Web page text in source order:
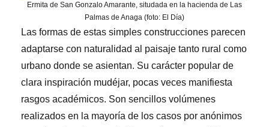
Ermita de San Gonzalo Amarante, situdada en la hacienda de Las
Palmas de Anaga (foto: El Día)
Las formas de estas simples construcciones parecen
adaptarse con naturalidad al paisaje tanto rural como
urbano donde se asientan. Su carácter popular de
clara inspiración mudéjar, pocas veces manifiesta
rasgos académicos. Son sencillos volúmenes
realizados en la mayoría de los casos por anónimos